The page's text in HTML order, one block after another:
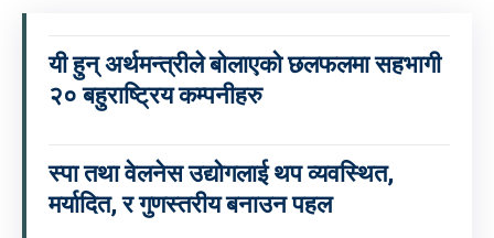
यी हुन् अर्थमन्त्रीले बाेलाएको छलफलमा सहभागी
२० बहुराष्ट्रिय कम्पनीहरु
स्पा तथा वेलनेस उद्योगलाई थप व्यवस्थित,
मर्यादित, र गुणस्तरीय बनाउन पहल